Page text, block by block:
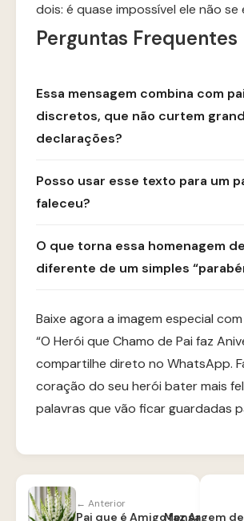
dois: é quase impossível ele não se
Perguntas Frequentes
Essa mensagem combina com
discretos, que não curtem
declarações?
Posso usar esse texto para um
faleceu?
O que torna essa homenagem
diferente de um simples
Baixe agora a imagem especial
“O Herói que Chamo de Pai faz
compartilhe direto no WhatsApp.
coração do seu herói bater mais
palavras que vão ficar guardadas
← Anterior
Pai que é Amigo faz Aniversário